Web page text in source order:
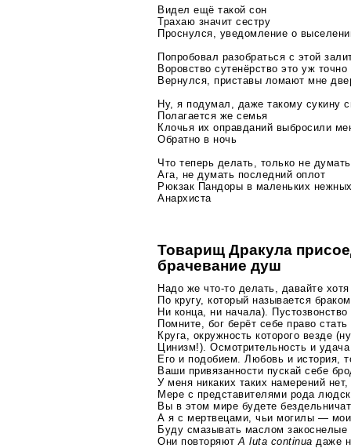
Видел ещё такой сон
Трахаю значит сестру
Проснулся, уведомление о
Попробовал разобраться с этой
Воровство сутенёрство это уж точно
Вернулся, приставы ломают мне
Ну, я подумал, даже такому сукину
Полагается же семья
Клочья их оправданий выбросили
Обратно в ночь
Что теперь делать, только не думать
Ага, не думать последний оплот
Рюкзак Пандоры в маленьких
Анархиста
Товарищ Дракула
брачевание душ
Надо жечто-то делать, давайте
По кругу, который называется
Ни конца, ни начала).
Помните, бог берёт себе право
Круга, окружность которого везде
Цинизм!). Осмотрительность и
Его и подобием. Любовь и история,
Ваши привязанности пускай себе
У меня никаких таких намерений
Мере с представителями рода
Вы в этом мире будете
А я с мертвецами, чьи могилы —
Буду смазывать маслом закоснелые
Они повторяютA luta continua даже